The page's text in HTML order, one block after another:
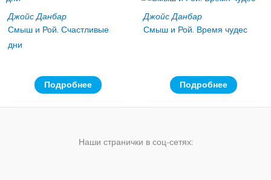
Джойс Данбар
Смыш и Рой. Счастливые
дни
Подробнее
Джойс Данбар
Смыш и Рой. Время чудес
Подробнее
Наши странички в соц-сетях: